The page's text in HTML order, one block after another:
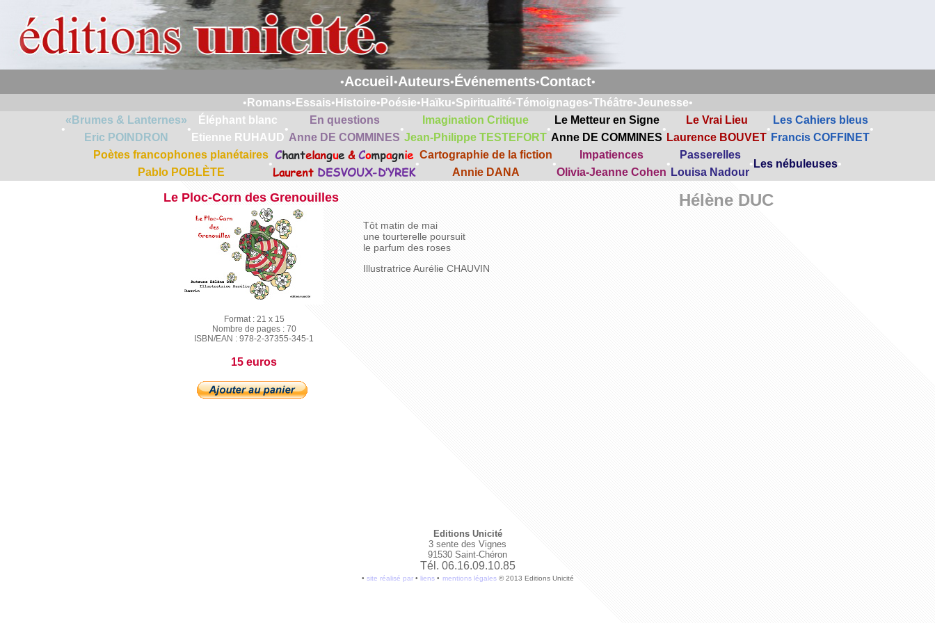
•Accueil •Auteurs•Événements•Contact•
• Romans• Essais• Histoire• Poésie• Haïku•Spiritualité•Témoignages•Théâtre•Jeunesse•
•
«Brumes & Lanternes»
Eric POINDRON
•
Éléphant blanc
Etienne RUHAUD
•
En questions
Anne DE COMMINES
•
Imagination Critique
Jean-Philippe TESTEFORT
•
Le Metteur en Signe
Anne DE COMMINES
•
Le Vrai Lieu
Laurence BOUVET
•
Les Cahiers bleus
Francis COFFINET
•
Poètes francophones planétaires
Pablo POBLÈTE
•
Chantelangue & Compagnie
Laurent DESVOUX-D’YREK
•
Cartographie de la fiction
Annie DANA
•
Impatiences
Olivia-Jeanne Cohen
•
Passerelles
Louisa Nadour
• Les nébuleuses•
Le Ploc-Corn des Grenouilles
Format : 21 x 15
Nombre de pages : 70
ISBN/EAN : 978-2-37355-345-1
15 euros
Hélène DUC
Tôt matin de mai
une tourterelle poursuit
le parfum des roses
Illustratrice Aurélie CHAUVIN
Editions Unicité
3 sente des Vignes
91530 Saint-Chéron
Tél. 06.16.09.10.85
• site réalisé par• liens • mentions légales© 2013 Editions Unicité